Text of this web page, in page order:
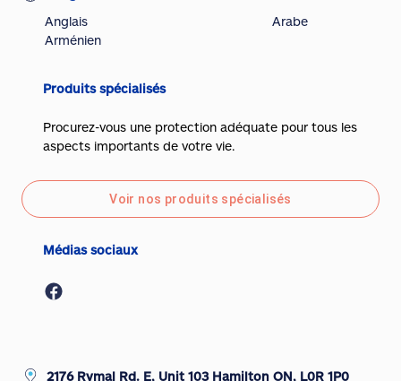
Anglais
Arménien
Arabe
Produits spécialisés
Procurez-vous une protection adéquate pour tous les
aspects importants de votre vie.
Voir nos produits spécialisés
Médias sociaux
2176 Rymal Rd. E, Unit 103 Hamilton ON, L0R 1P0